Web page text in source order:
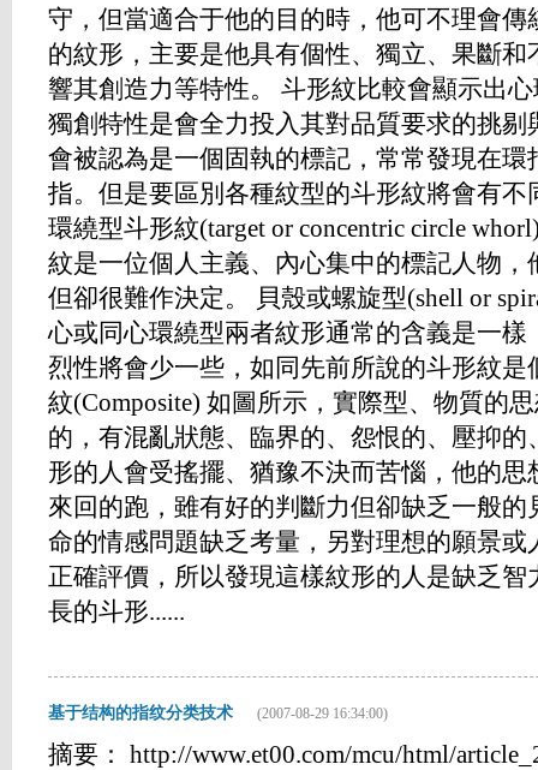
守，但當適合于他的目的時，他可不理會
的紋形，主要是他具有個性、獨立、果斷
響其創造力等特性。 斗形紋比較會顯示出
獨創特性是會全力投入其對品質要求的挑
會被認為是一個固執的標記，常常發現在
指。但是要區別各種紋型的斗形紋將會有
環繞型斗形紋(target or concentric circle
紋是一位個人主義、內心集中的標記人物
但卻很難作決定。 貝殼或螺旋型(shell or
心或同心環繞型兩者紋形通常的含義是一
烈性將會少一些，如同先前所說的斗形紋
紋(Composite) 如圖所示，實際型、物質的
的，有混亂狀態、臨界的、怨恨的、壓抑
形的人會受搖擺、猶豫不決而苦惱，他的
來回的跑，雖有好的判斷力但卻缺乏一般
命的情感問題缺乏考量，另對理想的願景
正確評價，所以發現這樣紋形的人是缺乏
長的斗形......
基于结构的指纹分类技术 (2007-08-29 16:34:00)
摘要： http://www.et00.com/mcu/html/